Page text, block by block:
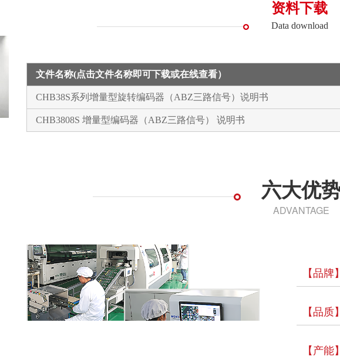
资料下载
Data download
文件名称(点击文件名称即可下载或在线查看）
CHB38S系列增量型旋转编码器（ABZ三路信号）说明书
CHB3808S 增量型编码器（ABZ三路信号） 说明书
六大优
ADVANTAGE
【品牌】
【品质】
【产能】